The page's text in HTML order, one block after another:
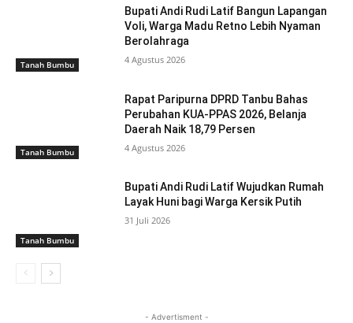
Tanah Bumbu
Bupati Andi Rudi Latif Bangun Lapangan
Voli, Warga Madu Retno Lebih Nyaman
Berolahraga
4 Agustus 2026
Tanah Bumbu
Rapat Paripurna DPRD Tanbu Bahas
Perubahan KUA-PPAS 2026, Belanja
Daerah Naik 18,79 Persen
4 Agustus 2026
Tanah Bumbu
Bupati Andi Rudi Latif Wujudkan Rumah
Layak Huni bagi Warga Kersik Putih
31 Juli 2026
- Advertisment -